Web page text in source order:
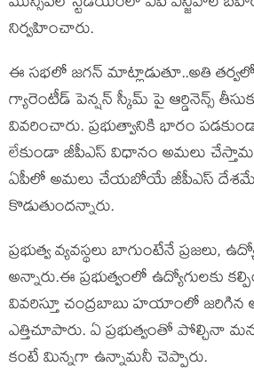
నిర్వహించారు.
ఈ సభలో జగన్‌ మాట్లాడుతూ..అతి
గ్యారెంటీడ్‌ పెన్షన్‌ స్కీమ్‌ పై ఆర్డినెన్స్‌
వివరించారు. ప్రభుత్వానికి భారం
లేకుండా జీపీఎస్ విధానం అమలు
ఏపీలో అమలు చేయబోయే జీపీఎస్
కొడుతుందన్నారు.
ప్రభుత్వ వ్యవస్థలు బాగుంటేనే ప్రజలు,
అన్నారు.ఈ ప్రభుత్వంలో ఉద్యోగులకు
వివరిస్తూ చంద్రబాబు హయాంలో
ఎత్తిచూపారు. ఏ ప్రభుత్వంతో పోల్చినా
కంటే మిన్నగా ఉన్నామనీ చెప్పారు.